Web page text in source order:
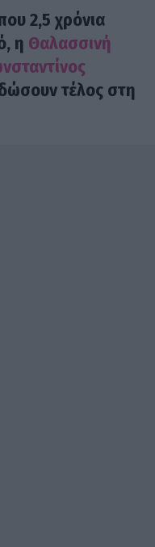
2,5 χρόνια
η Θαλασσινή
τέλος στη